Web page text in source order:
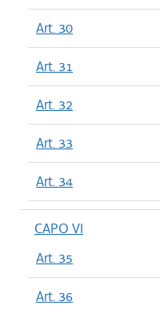
Art. 30
Art. 31
Art. 32
Art. 33
Art. 34
CAPO VI
Art. 35
Art. 36